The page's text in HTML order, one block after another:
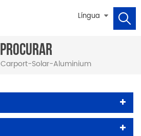
Língua
PROCURAR
Carport-Solar-Aluminium